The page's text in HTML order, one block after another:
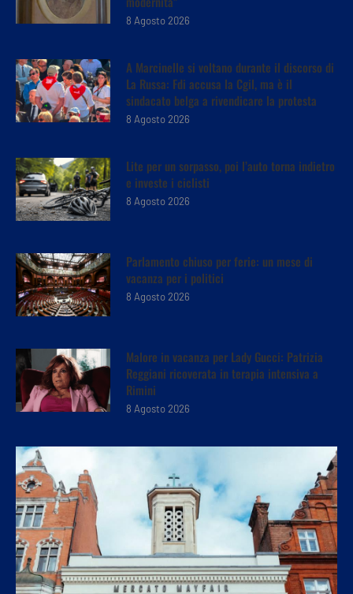
8 Agosto 2026
A Marcinelle si voltano durante il discorso di
La Russa: Fdi accusa la Cgil, ma è il
sindacato belga a rivendicare la protesta
8 Agosto 2026
Lite per un sorpasso, poi l’auto torna indietro
e investe i ciclisti
8 Agosto 2026
Parlamento chiuso per ferie: un mese di
vacanza per i politici
8 Agosto 2026
Malore in vacanza per Lady Gucci: Patrizia
Reggiani ricoverata in terapia intensiva a
Rimini
8 Agosto 2026